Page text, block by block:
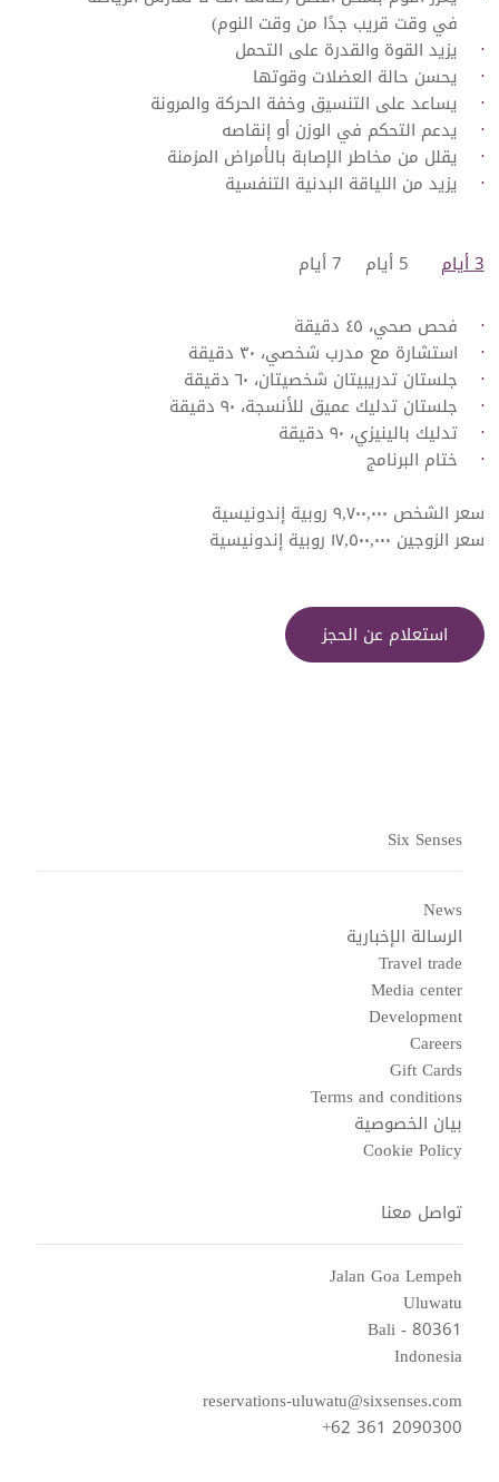
في وقت قريب جدًا من وقت النوم)
يزيد القوة والقدرة على التحمل
يحسن حالة العضلات وقوتها
يساعد على التنسيق وخفة الحركة والمرونة
يدعم التحكم في الوزن أو إنقاصه
يقلل من مخاطر الإصابة بالأمراض المزمنة
يزيد من اللياقة البدنية التنفسية
3 أيام 5 أيام
7 أيام
فحص صحي، ٤٥ دقيقة
استشارة مع مدرب شخصي، ٣٠ دقيقة
جلستان تدريبيتان شخصيتان، ٦٠ دقيقة
جلستان تدليك عميق للأنسجة، ٩٠ دقيقة
تدليك بالينيزي، ٩٠ دقيقة
ختام البرنامج
سعر الشخص ٩,٧٠٠,٠٠٠ روبية إندونيسية
سعر الزوجين ١٧,٥٠٠,٠٠٠ روبية إندونيسية
استعلام عن الحجز
Six Senses
News
الرسالة الإخبارية
Travel trade
Media center
Development
Careers
Gift Cards
Terms and conditions
بيان الخصوصية
Cookie Policy
تواصل معنا
Jalan Goa Lempeh
Uluwatu
Bali - 80361
Indonesia
reservations-uluwatu@sixsenses.com
+62 361 2090300